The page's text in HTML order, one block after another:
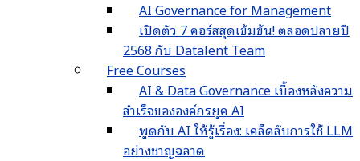
AI Governance for Management
เปิดตัว 7 คอร์สสุดเข้มข้น! ตลอดปลายปี
2568 กับ Datalent Team
Free Courses
AI & Data Governance เบื้องหลังความ
สำเร็จขององค์กรยุค AI
พูดกับ AI ให้รู้เรื่อง: เคล็ดลับการใช้ LLM
อย่างชาญฉลาด